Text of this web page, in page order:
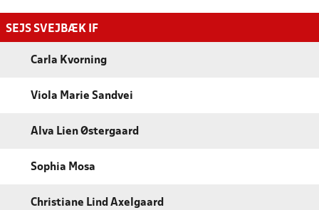
SEJS SVEJBÆK IF
Carla Kvorning
Viola Marie Sandvei
Alva Lien Østergaard
Sophia Mosa
Christiane Lind Axelgaard